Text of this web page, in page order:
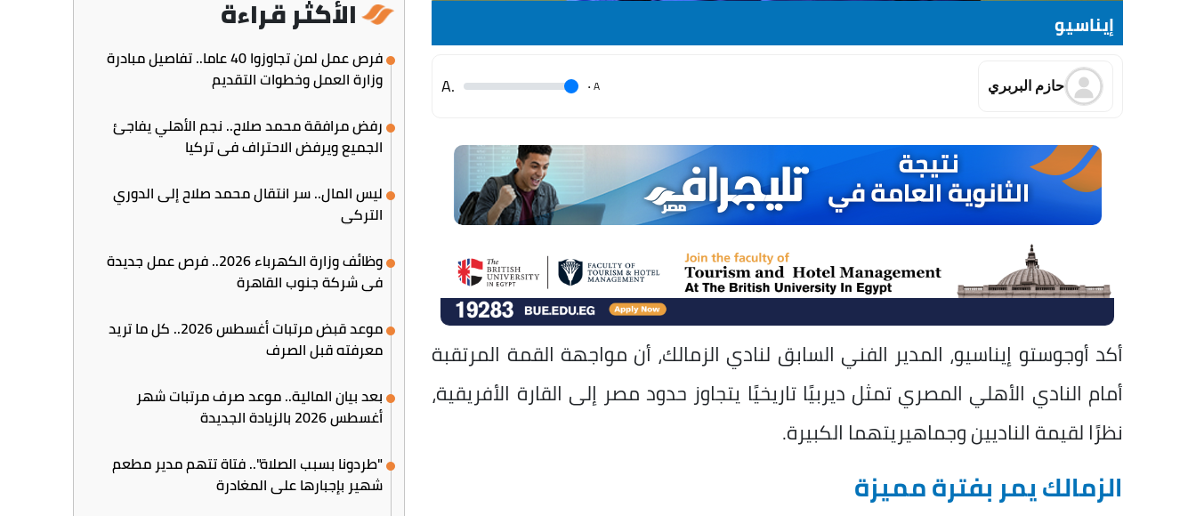
إيناسيو
حازم البربري A
.
.A
أكد أوجوستو إيناسيو، المدير الفني السابق لنادي الزمالك، أن مواجهة القمة المرتقبة
أمام النادي الأهلي المصري تمثل ديربيًا تاريخيًا يتجاوز حدود مصر إلى القارة الأفريقية،
نظرًا لقيمة الناديين وجماهيريتهما الكبيرة.
الزمالك يمر بفترة مميزة
الأكثر قراءة
فرص عمل لمن تجاوزوا 40 عاما.. تفاصيل مبادرة
وزارة العمل وخطوات التقديم
رفض مرافقة محمد صلاح.. نجم الأهلي يفاجئ
الجميع ويرفض الاحتراف في تركيا
ليس المال.. سر انتقال محمد صلاح إلى الدوري
التركي
وظائف وزارة الكهرباء 2026.. فرص عمل جديدة
في شركة جنوب القاهرة
موعد قبض مرتبات أغسطس 2026.. كل ما تريد
معرفته قبل الصرف
بعد بيان المالية.. موعد صرف مرتبات شهر
أغسطس 2026 بالزيادة الجديدة
"طردونا بسبب الصلاة".. فتاة تتهم مدير مطعم
شهير بإجبارها على المغادرة